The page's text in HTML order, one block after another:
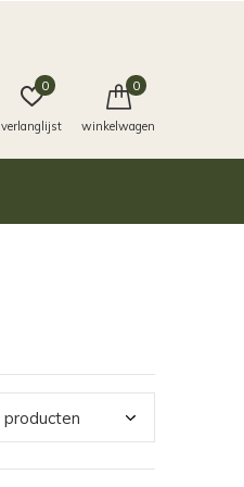
verlanglijst
0
winkelwagen
0